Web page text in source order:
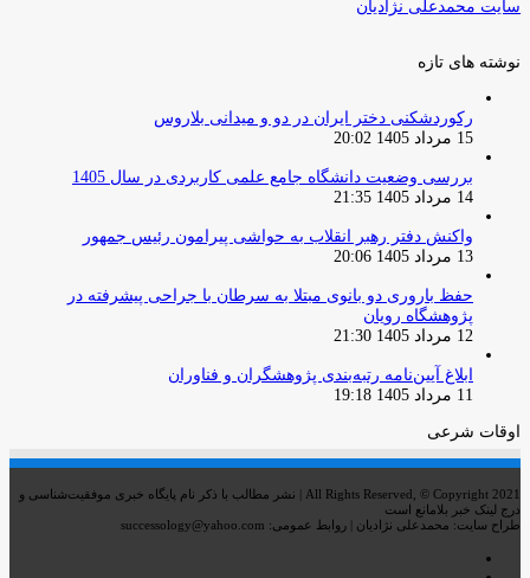
سایت محمدعلی نژادیان
نوشته های تازه
رکوردشکنی دختر ایران در دو و میدانی بلاروس
15 مرداد 1405 20:02
بررسی وضعیت دانشگاه جامع علمی کاربردی در سال 1405
14 مرداد 1405 21:35
واکنش دفتر رهبر انقلاب به حواشی پیرامون رئیس جمهور
13 مرداد 1405 20:06
حفظ باروری دو بانوی مبتلا به سرطان با جراحی پیشرفته در
پژوهشگاه رویان
12 مرداد 1405 21:30
ابلاغ آیین‌نامه رتبه‌بندی پژوهشگران و فناوران
11 مرداد 1405 19:18
اوقات شرعی
All Rights Reserved, © Copyright 2021 | نشر مطالب با ذکر نام پایگاه خبری موفقیت‌شناسی و
درج لینک خبر بلامانع است
طراح سایت: محمدعلی نژادیان | روابط عمومی: successology@yahoo.com